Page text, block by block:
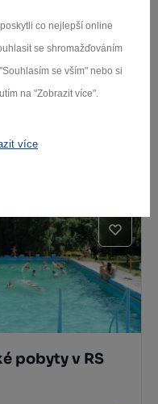
co nejlepší online
se shromažďováním
se vším" nebo si
na "Zobrazit více".
více
pobyty v RS